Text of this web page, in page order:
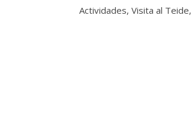
Actividades, Visita al